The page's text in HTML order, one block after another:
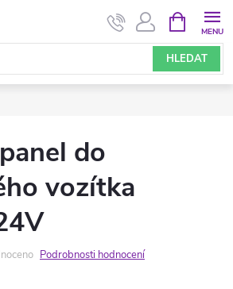
HLEDAT
NÁKUPNÍ
KOŠÍK
do
vozítka
Podrobnosti hodnocení